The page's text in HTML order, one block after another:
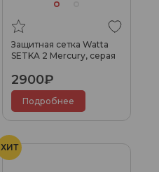
Защитная сетка Watta
SETKA 2 Mercury, серая
2900₽
Подробнее
ХИТ